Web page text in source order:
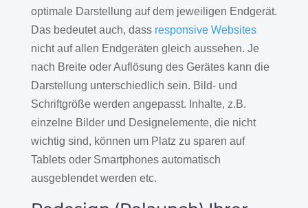
optimale Darstellung auf dem jeweiligen Endgerät.
Das bedeutet auch, dass responsive Websites
nicht auf allen Endgeräten gleich aussehen. Je
nach Breite oder Auflösung des Gerätes kann die
Darstellung unterschiedlich sein. Bild- und
Schriftgröße werden angepasst. Inhalte, z.B.
einzelne Bilder und Designelemente, die nicht
wichtig sind, können um Platz zu sparen auf
Tablets oder Smartphones automatisch
ausgeblendet werden etc.